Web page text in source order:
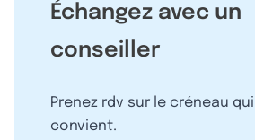
Échangez avec un
conseiller
Prenez rdv sur le créneau
convient.